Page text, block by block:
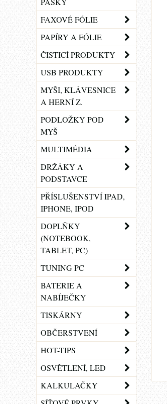
FAXOVÉ FÓLIE
PAPÍRY A FÓLIE
ČISTICÍ PRODUKTY
USB PRODUKTY
MYŠI, KLÁVESNICE
A HERNÍ Z.
PODLOŽKY POD
MYŠ
MULTIMÉDIA
DRŽÁKY A
PODSTAVCE
PŘÍSLUŠENSTVÍ IPAD,
IPHONE, IPOD
DOPLŇKY
(NOTEBOOK,
TABLET, PC)
TUNING PC
BATERIE A
NABÍJEČKY
TISKÁRNY
OBČERSTVENÍ
HOT-TIPS
OSVĚTLENÍ, LED
KALKULAČKY